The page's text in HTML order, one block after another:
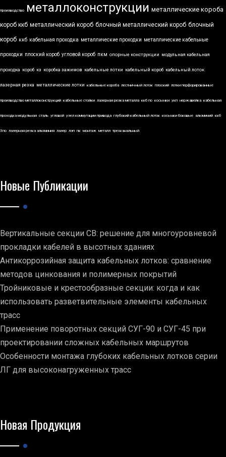
производство металлоконструкции металлические короба
короб ккб металлический короб блочный металлический короб блочный
короб ккб кабельная проходка металлические проходки металлические кабельные
проходки плоский короб угловой короб пкм опорные конструкции модульная кабельная
проходка короб кз коробка зажимов кабельные лотки кабельный короб кабельный лоток
лазерная резка металлические лотки кабельные короба лестничный лоток плоский лотки перфорированные
производство металлоконструкций кабельные стойки лазерная резка металла ккб по косынки укп нержавейка кабельная
проходка модульная сталь угловой узел коммутации привода глубокий кабельный лоток косынки боковые алюминий ккб
3по лазерная резка алюминия лазер лэп пк монтаж металл трехканальный
Новые Публикации
Вертикальные секции СВ: решение для многоуровневой
прокладки кабелей в высотных зданиях
Антикоррозийная защита кабельных лотков: сравнение
методов цинкования и полимерных покрытий
Тройниковые и крестообразные секции: когда и как
использовать разветвительные элементы кабельных
трасс
Применение поворотных секций СУГ-90 и СУГ-45 при
проектировании сложных кабельных маршрутов
Особенности монтажа глубоких кабельных лотков серии
ЛГ для высоконагруженных трасс
Новая Продукция